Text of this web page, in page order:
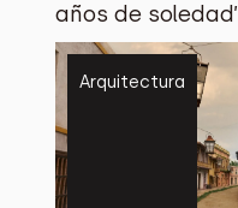
años de soledad’
Arquitectura